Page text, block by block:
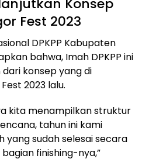
Konsep
Fest 2023
DPKPP Kabupaten
bahwa, Imah DPKPP ini
konsep yang di
2023 lalu.
kita menampilkan struktur
tahun ini kami
yang sudah selesai secara
finishing-nya,”